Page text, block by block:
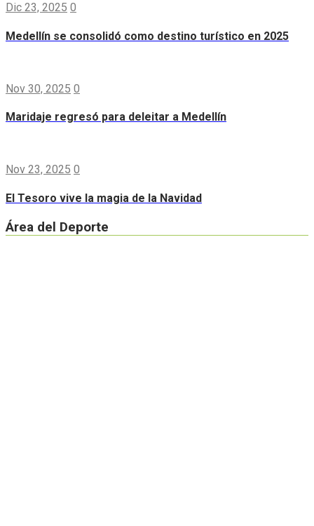
Dic 23, 2025 0
Medellín se consolidó como destino turístico en 2025
Nov 30, 2025 0
Maridaje regresó para deleitar a Medellín
Nov 23, 2025 0
El Tesoro vive la magia de la Navidad
Área del Deporte